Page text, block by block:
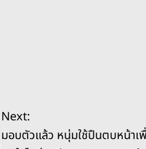
Next:
มอบตัวแล้ว หนุ่มใช้ปืนตบหน้าเ